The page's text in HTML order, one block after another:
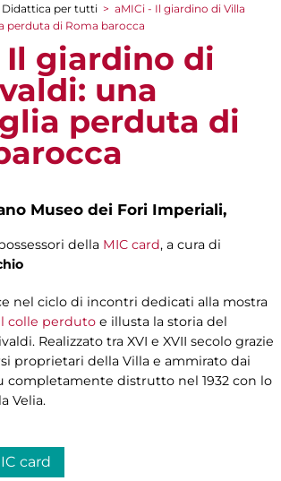
Didattica per tutti > aMICi - Il giardino di Villa
perduta di Roma barocca
Il giardino di
una
perduta di
Museo dei Fori Imperiali,
della MIC card, a cura di
nel ciclo di incontri dedicati alla mostra
il colle perduto e illusta la storia del
Realizzato tra XVI e XVII secolo grazie
proprietari della Villa e ammirato dai
completamente distrutto nel 1932 con lo
Velia.
card